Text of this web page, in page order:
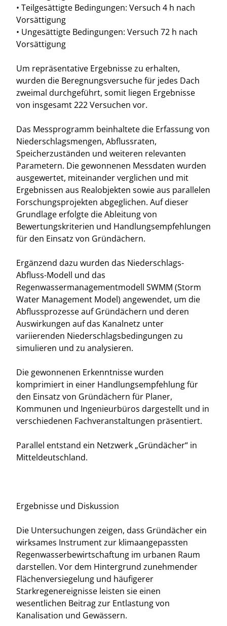
• Teilgesättigte Bedingungen: Versuch 4 h nach
Vorsättigung
• Ungesättigte Bedingungen: Versuch 72 h nach
Vorsättigung
Um repräsentative Ergebnisse zu erhalten,
wurden die Beregnungsversuche für jedes Dach
zweimal durchgeführt, somit liegen Ergebnisse
von insgesamt 222 Versuchen vor.
Das Messprogramm beinhaltete die Erfassung von
Niederschlagsmengen, Abflussraten,
Speicherzuständen und weiteren relevanten
Parametern. Die gewonnenen Messdaten wurden
ausgewertet, miteinander verglichen und mit
Ergebnissen aus Realobjekten sowie aus parallelen
Forschungsprojekten abgeglichen. Auf dieser
Grundlage erfolgte die Ableitung von
Bewertungskriterien und Handlungsempfehlungen
für den Einsatz von Gründächern.
Ergänzend dazu wurden das Niederschlags-
Abfluss-Modell und das
Regenwassermanagementmodell SWMM (Storm
Water Management Model) angewendet, um die
Abflussprozesse auf Gründächern und deren
Auswirkungen auf das Kanalnetz unter
variierenden Niederschlagsbedingungen zu
simulieren und zu analysieren.
Die gewonnenen Erkenntnisse wurden
komprimiert in einer Handlungsempfehlung für
den Einsatz von Gründächern für Planer,
Kommunen und Ingenieurbüros dargestellt und in
verschiedenen Fachveranstaltungen präsentiert.
Parallel entstand ein Netzwerk „Gründächer“ in
Mitteldeutschland.
Ergebnisse und Diskussion
Die Untersuchungen zeigen, dass Gründächer ein
wirksames Instrument zur klimaangepassten
Regenwasserbewirtschaftung im urbanen Raum
darstellen. Vor dem Hintergrund zunehmender
Flächenversiegelung und häufigerer
Starkregenereignisse leisten sie einen
wesentlichen Beitrag zur Entlastung von
Kanalisation und Gewässern.